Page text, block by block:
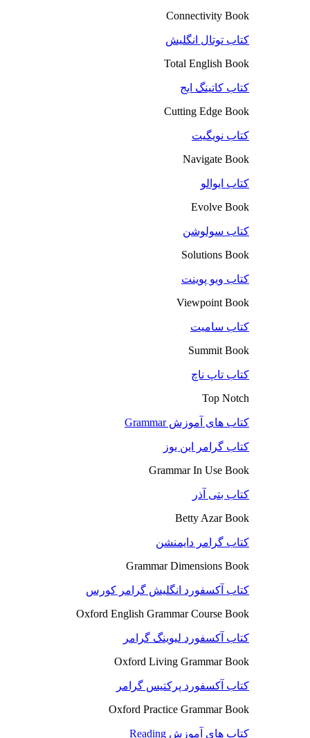
Connectivity Book
کتاب توتال انگلیش
Total English Book
کتاب کاتینگ ایج
Cutting Edge Book
کتاب نویگیت
Navigate Book
کتاب ایوالو
Evolve Book
کتاب سولوشن
Solutions Book
کتاب ویو پوینت
Viewpoint Book
کتاب سامیت
Summit Book
کتاب تاپ ناچ
Top Notch
کتاب های آموزش Grammar
کتاب گرامر این یوز
Grammar In Use Book
کتاب بتی آذر
Betty Azar Book
کتاب گرامر دایمنشن
Grammar Dimensions Book
کتاب آکسفورد انگلیش گرامر کورس
Oxford English Grammar Course Book
کتاب آکسفورد لیوینگ گرامر
Oxford Living Grammar Book
کتاب آکسفورد پرکتیس گرامر
Oxford Practice Grammar Book
کتاب های آموزش Reading